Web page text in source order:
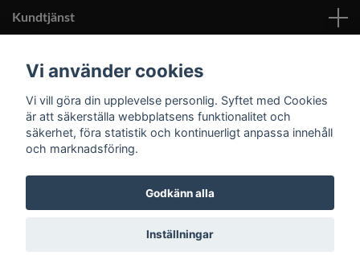
Kundtjänst
Läs mer
Sociala medier
© 2026 Roomoutlet.se
Vi använder cookies
Vi vill göra din upplevelse personlig. Syftet med Cookies
är att säkerställa webbplatsens funktionalitet och
säkerhet, föra statistik och kontinuerligt anpassa innehåll
och marknadsföring.
Godkänn alla
Inställningar